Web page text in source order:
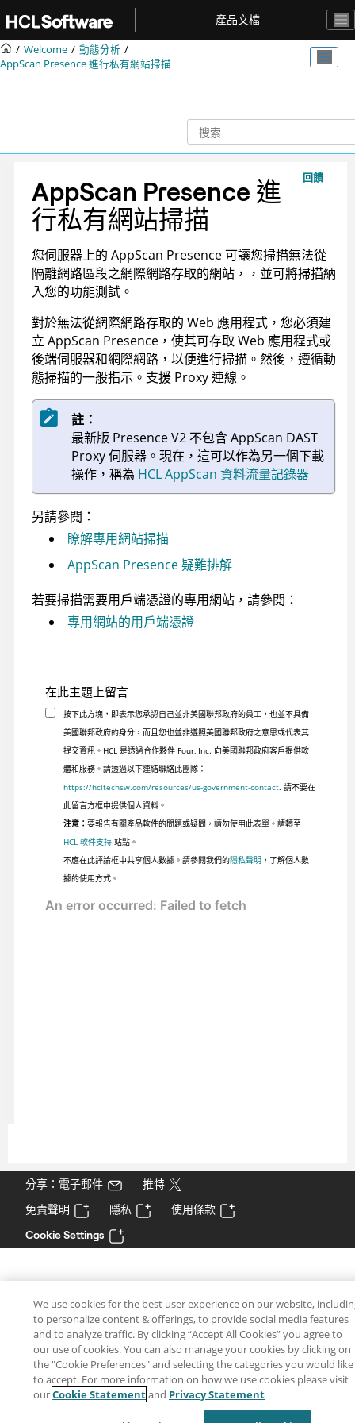
產品文檔
Welcome
動態分析
AppScan Presence進行私有網站掃描
回饋
AppScan Presence 進
行私有網站掃描
您伺服器上的 AppScan Presence可讓您掃描無法從
隔離網路區段之網際網路存取的網站， ，並可將掃描納
入您的功能測試。
對於無法從網際網路存取的 Web 應用程式，您必須建
立 AppScan Presence ，使其可存取 Web 應用程式或
後端伺服器和網際網路，以便進行掃描。然後，遵循動
態掃描的一般指示。支援 Proxy 連線。
註：
最新版 Presence V2 不包含AppScan DAST
Proxy 伺服器。現在，這可以作為另一個下載
操作，稱為 HCL AppScan 資料流量記錄器
另請參閱：
瞭解專用網站掃描
AppScan Presence 疑難排解
若要掃描需要用戶端憑證的專用網站，請參閱：
專用網站的用戶端憑證
在此主題上留言
按下此方塊，即表示您承認自己並非美國聯邦政府的員工，也並不具備
美國聯邦政府的身分，而且您也並非遵照美國聯邦政府之意思或代表其
提交資訊。HCL 是透過合作夥伴 Four, Inc. 向美國聯邦政府客戶提供軟
體和服務。請透過以下連結聯絡此團隊：
https://hcltechsw.com/resources/us-government-contact. 請不要在
此留言方框中提供個人資料。
注意： 要報告有關產品軟件的問題或疑問，請勿使用此表單。請轉至
HCL 軟件支持站點。
不應在此評論框中共享個人數據。請參閱我們的隱私聲明 ，了解個人數
據的使用方式。
分享：電子郵件
推特
免責聲明
隱私
使用條款
Cookie Settings
We use cookies for the best user experience on our website,
to personalize content & offerings, to provide social media features
and to analyze traffic. By clicking “Accept All Cookies” you agree to
our use of cookies. You can also manage your cookies by clicking on
the "Cookie Preferences" and selecting the categories you would like
to accept. For more information on how we use cookies please visit
ourCookie Statementand Privacy Statement